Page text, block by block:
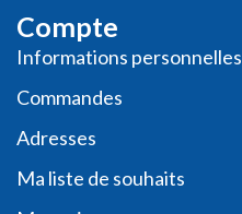
Compte
Informations personnelles
Commande​s
Adresses
Ma liste de souhaits